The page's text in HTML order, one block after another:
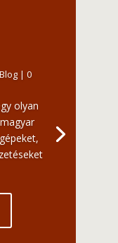
Blog | 0
olyan